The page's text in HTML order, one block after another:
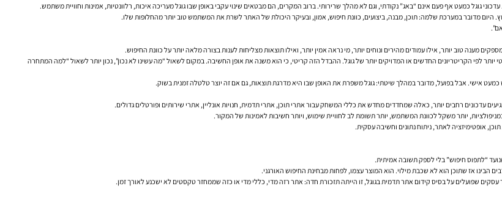
גוגל כמעט אף פעם אינם “באג” נקודתי, וגם לא מהלך שרירותי. ברוב המקרים, הם מבטאים שינוי עקבי באופן שבו גוגל מעריכה איכות, רלוונטיות, אמינות וחוויית משתמש.
מדובר במערכת שלמה: תוכן, מבנה, ביצועים, כוונת חיפוש, אמון, ובעיקר היכולת של האתר לשרת את המשתמש טוב יותר מהחלופות שלו.
מענה טוב יותר, אילו עמודים מהירים ונוחים יותר, מי נראה אמין יותר, ואילו תוצאות מצליחות לענות בצורה מלאה יותר על כוונת החיפוש.
לפי הקריטריונים החדשים או המדויקים יותר של גוגל. ההבדל הזה קריטי, כי הוא משנה את אופן החשיבה. במקום לשאול “מה עשינו לא נכון”, נכון יותר לשאול “למה המתחרה
כמעט אישי. אבל בפועל, מדובר במהלך שיטתי: גוגל משפרת את האופן שבו היא מדרגת תוצאות, גם אם זה יוצר טלטלה זמנית בשוק.
עדכונים רחבים יותר, כאלה שמחדדים מחדש את כללי המשחק עבור אתרי תוכן, אתרי תדמית, חנויות אונליין, אתרי שירותים ופורטלים גדולים.
יותר משקל לכוונת המשתמש, יותר תשומת לב לחוויית שימוש, ויותר חשיבות לאמינות של המקור.
אופטימיזציה לאתר, ניתוח נתונים וחשיבה עסקית.
הבינו אז שתוכן הוא לא שכבת מילוי. הוא המוצר עצמו, לפחות מבחינת החיפוש האורגני.
עסקים שפועלים על בסיס קידום אתר תדמית בגוגל, זו הייתה תזכורת חדה: אתר רזה מדי, כללי מדי או כזה שממחזר טקסטים לא ישכנע לאורך זמן.